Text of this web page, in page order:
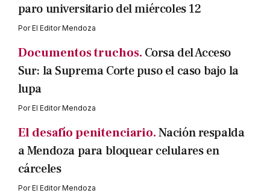
paro universitario del miércoles 12
PorEl Editor Mendoza
Documentos truchos. Corsa del Acceso
Sur: la Suprema Corte puso el caso bajo la
lupa
PorEl Editor Mendoza
El desafío penitenciario.Nación respalda
a Mendoza para bloquear celulares en
cárceles
PorEl Editor Mendoza